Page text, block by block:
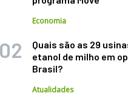
Economia
Quais são as 29
etanol de milho em
Brasil?
Atualidades